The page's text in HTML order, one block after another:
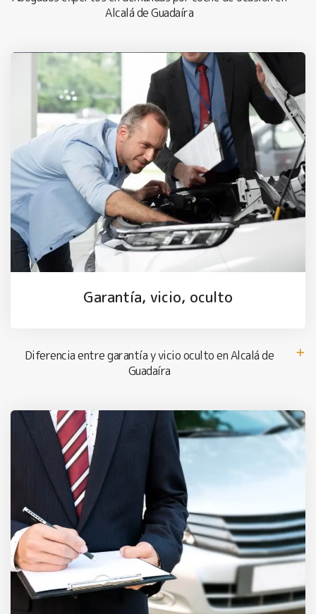
Alcalá de Guadaíra
Garantía, vicio, oculto
Diferencia entre garantía y vicio oculto en Alcalá de
Guadaíra